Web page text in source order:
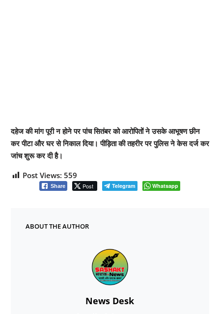
दहेज की मांग पूरी न होने पर पांच सितंबर को आरोपितों ने उसके आभूषण छीन
कर पीटा और घर से निकाल दिया। पीड़िता की तहरीर पर पुलिस ने केस दर्ज कर
जांच शुरू कर दी है।
Post Views: 559
Share Post Telegram Whatsapp
ABOUT THE AUTHOR
News Desk